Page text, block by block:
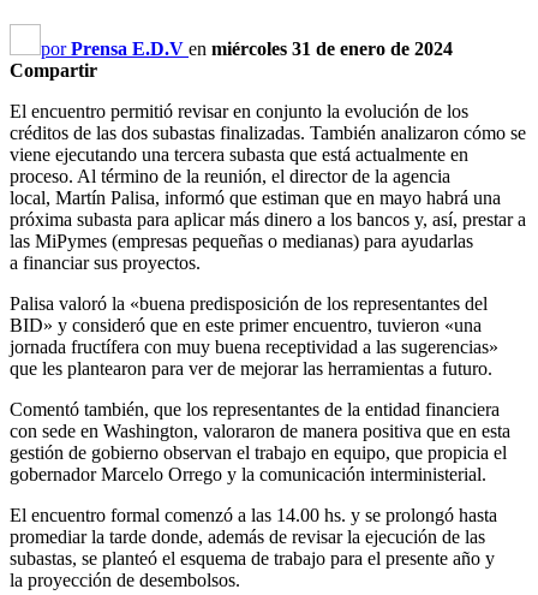
porPrensa E.D.V en miércoles 31 de enero de 2024
Compartir
El encuentro permitió revisar en conjunto la evolución de los
créditos de las dos subastas finalizadas. También analizaron cómo se
viene ejecutando una tercera subasta que está actualmente en
proceso. Al término de la reunión, el director de la agencia
local, Martín Palisa, informó que estiman que en mayo habrá una
próxima subasta para aplicar más dinero a los bancos y, así, prestar a
las MiPymes (empresas pequeñas o medianas) para ayudarlas
a financiar sus proyectos.
Palisa valoró la «buena predisposición de los representantes del
BID» y consideró que en este primer encuentro, tuvieron «una
jornada fructífera con muy buena receptividad a las sugerencias»
que les plantearon para ver de mejorar las herramientas a futuro.
Comentó también, que los representantes de la entidad financiera
con sede en Washington, valoraron de manera positiva que en esta
gestión de gobierno observan el trabajo en equipo, que propicia el
gobernador Marcelo Orrego y la comunicación interministerial.
El encuentro formal comenzó a las 14.00 hs. y se prolongó hasta
promediar la tarde donde, además de revisar la ejecución de las
subastas, se planteó el esquema de trabajo para el presente año y
la proyección de desembolsos.